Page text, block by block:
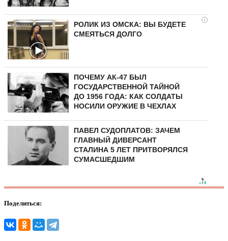
i
РОЛИК ИЗ ОМСКА: ВЫ БУДЕТЕ
СМЕЯТЬСЯ ДОЛГО
ПОЧЕМУ АК-47 БЫЛ
ГОСУДАРСТВЕННОЙ ТАЙНОЙ
ДО 1956 ГОДА: КАК СОЛДАТЫ
НОСИЛИ ОРУЖИЕ В ЧЕХЛАХ
ПАВЕЛ СУДОПЛАТОВ: ЗАЧЕМ
ГЛАВНЫЙ ДИВЕРСАНТ
СТАЛИНА 5 ЛЕТ ПРИТВОРЯЛСЯ
СУМАСШЕДШИМ
Поделиться: